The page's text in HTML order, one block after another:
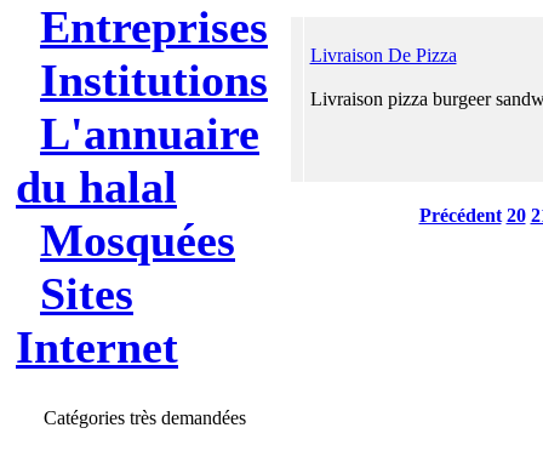
Entreprises
Institutions
L'annuaire
du halal
Mosquées
Sites
Internet
Catégories très demandées
Livraison De Pizza
Livraison pizza burgeer
Précédent 20